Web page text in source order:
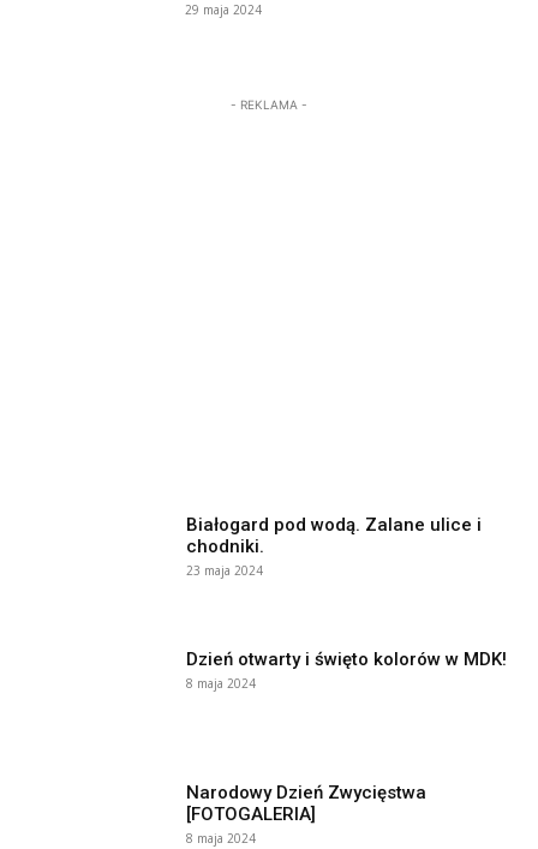
29 maja 2024
- REKLAMA -
Białogard pod wodą. Zalane ulice i
chodniki.
23 maja 2024
Dzień otwarty i święto kolorów w MDK!
8 maja 2024
Narodowy Dzień Zwycięstwa
[FOTOGALERIA]
8 maja 2024